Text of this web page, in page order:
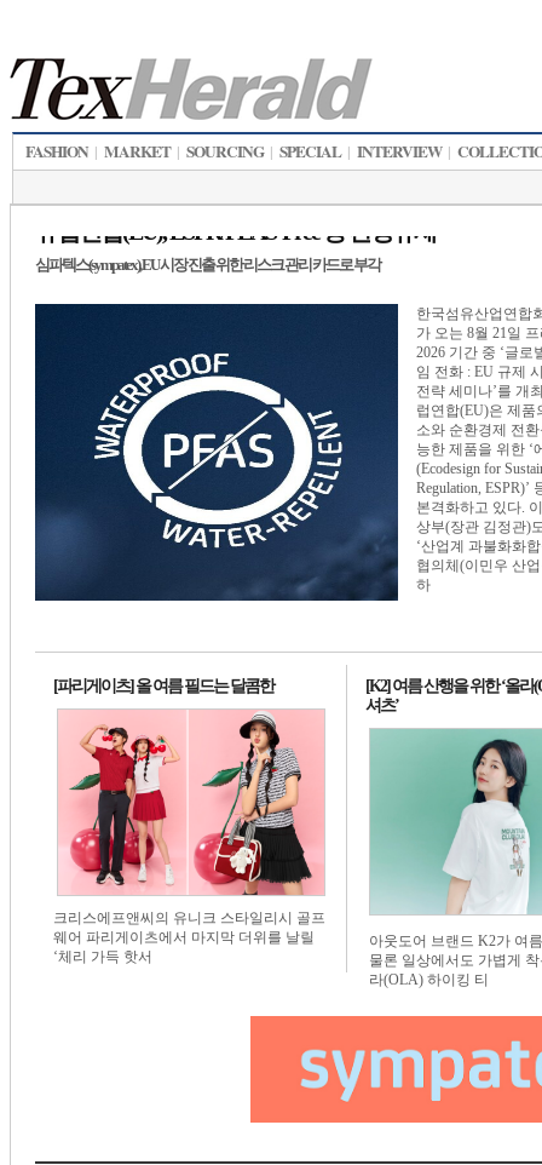
FASHION | MARKET | SOURCING | SPECIAL | INTERVIEW |
유럽연합(EU), ESPR/PEAS-Free 등 환경규제
심파텍스(sympatex), EU 시장 진출 위한 리스크 관리 카드로 부각
한국섬유산업연합
가 오는 8월 21일
2026 기간 중 ‘글로
임 전화 : EU 규제
전략 세미나’를 개
럽연합(EU)은 제품
소와 순환경제 전
능한 제품을 위한 ‘
(Ecodesign for
Regulation, ESPR)’
본격화하고 있다.
상부(장관 김정관)
‘산업계 과불화화
협의체(이민우 산
하
[파리게이츠] 올 여름 필드는 달콤한
크리스에프앤씨의 유니크 스타일리시 골프
웨어 파리게이츠에서 마지막 더위를 날릴
‘체리 가득 핫서
[K2] 여름 산행을 위한 ‘올라
셔츠’
아웃도어 브랜드 K2가 여
물론 일상에서도 가볍게
라(OLA) 하이킹 티